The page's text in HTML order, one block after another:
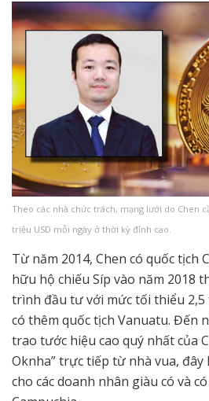
Theo các nhà chức trách, mạng lưới do Chen
triệu USD mỗi ngày ở thời kỳ đỉnh cao.
Từ năm 2014, Chen có quốc tịch
hữu hộ chiếu Síp vào năm 2018
trình đầu tư với mức tối thiểu
có thêm quốc tịch Vanuatu. Đến
trao tước hiệu cao quý nhất của
Oknha” trực tiếp từ nhà vua, đây
cho các doanh nhân giàu có và